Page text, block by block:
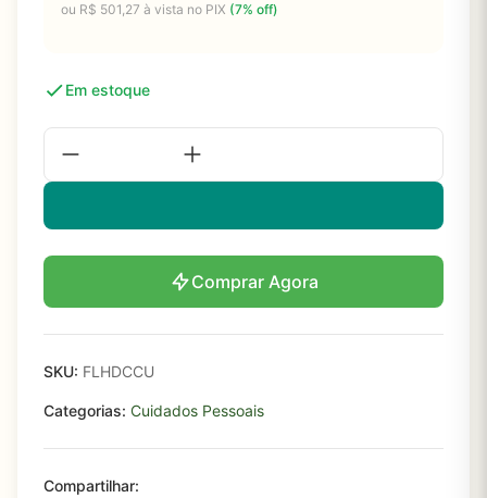
ou R$ 501,27 à vista no PIX (7% off)
Em estoque
Comprar Agora
SKU: FLHDCCU
Categorias: Cuidados Pessoais
Compartilhar: